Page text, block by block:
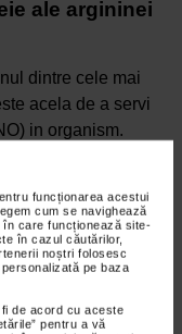
funcționarea acestui
cum se navighează
în care funcționează site-
în cazul căutărilor,
noștri folosesc
pe baza
de acord cu aceste
pentru a vă
ale argininei
dintre cele mai
acela de a servi
in organism.
actioneaza
si dilata vasele
sanguin si
si asigura un
catre toate